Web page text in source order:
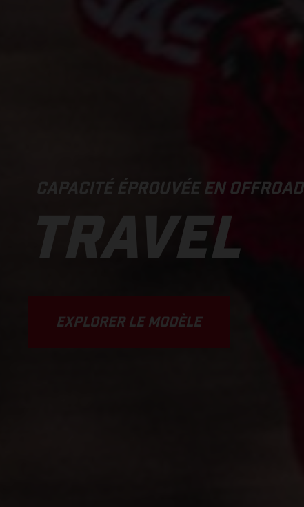
CAPACITÉ ÉPROUVÉE EN OFFROAD
TRAVEL
EXPLORER LE MODÈLE